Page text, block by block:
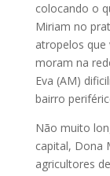
colocando o
Miriam no
atropelos
moram na
Eva (AM)
bairro
Não muito
capital, Dona
agricultores